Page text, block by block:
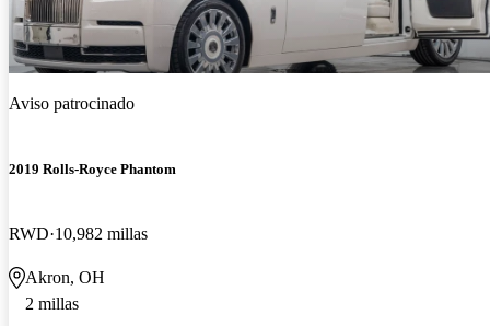
Aviso patrocinado
2019 Rolls-Royce Phantom
RWD 10,982 millas
Akron, OH
2 millas